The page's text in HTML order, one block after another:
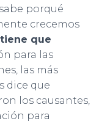
porqué
crecemos
que
para las
las más
dice que
los causantes,
para